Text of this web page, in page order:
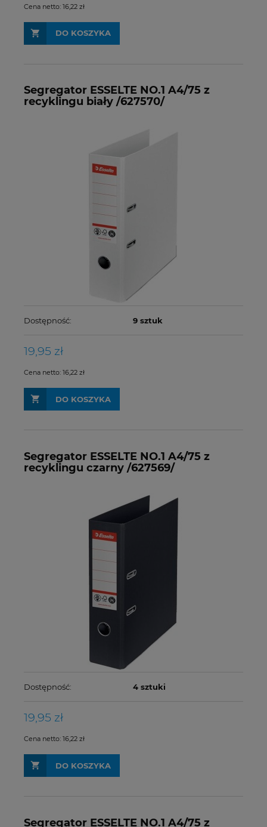
Cena netto: 16,22 zł
DO KOSZYKA
Segregator ESSELTE NO.1 A4/75 z
recyklingu biały /627570/
Dostępność: 9 sztuk
19,95 zł
Cena netto: 16,22 zł
DO KOSZYKA
Segregator ESSELTE NO.1 A4/75 z
recyklingu czarny /627569/
Dostępność: 4 sztuki
19,95 zł
Cena netto: 16,22 zł
DO KOSZYKA
Segregator ESSELTE NO.1 A4/75 z